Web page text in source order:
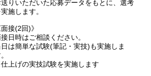
送りいただいた応募データをもとに、選考
施します。
面接(2回)》
日時はご相談ください。
日は簡単な試験(筆記・実技)も実施しま
上げの実技試験を実施します